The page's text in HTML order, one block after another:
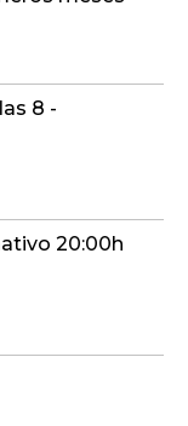
8 -
20:00h